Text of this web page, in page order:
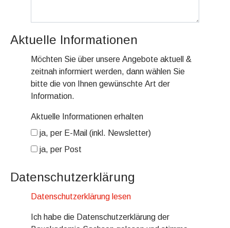
Aktuelle Informationen
Möchten Sie über unsere Angebote aktuell &
zeitnah informiert werden, dann wählen Sie
bitte die von Ihnen gewünschte Art der
Information.
Aktuelle Informationen erhalten
ja, per E-Mail (inkl. Newsletter)
ja, per Post
Datenschutzerklärung
Datenschutzerklärung lesen
Ich habe die Datenschutzerklärung der